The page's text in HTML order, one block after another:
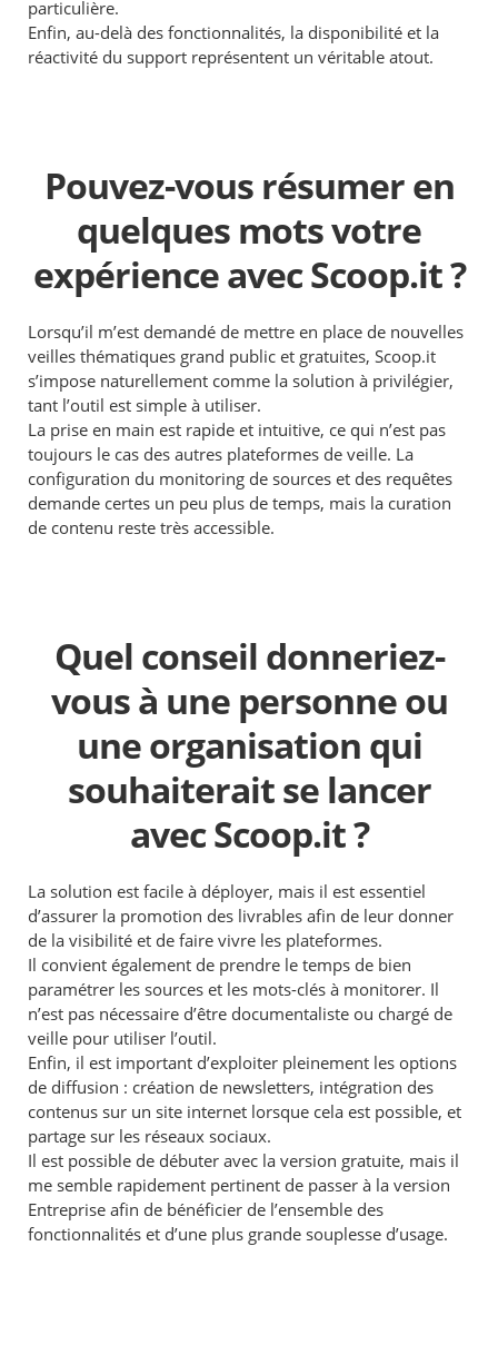
particulière.
Enfin, au-delà des fonctionnalités, la disponibilité et la
réactivité du support représentent un véritable atout.
Pouvez-vous résumer en
quelques mots votre
expérience avec Scoop.it ?
Lorsqu’il m’est demandé de mettre en place de nouvelles
veilles thématiques grand public et gratuites, Scoop.it
s’impose naturellement comme la solution à privilégier,
tant l’outil est simple à utiliser.
La prise en main est rapide et intuitive, ce qui n’est pas
toujours le cas des autres plateformes de veille. La
configuration du monitoring de sources et des requêtes
demande certes un peu plus de temps, mais la curation
de contenu reste très accessible.
Quel conseil donneriez-
vous à une personne ou
une organisation qui
souhaiterait se lancer
avec Scoop.it ?
La solution est facile à déployer, mais il est essentiel
d’assurer la promotion des livrables afin de leur donner
de la visibilité et de faire vivre les plateformes.
Il convient également de prendre le temps de bien
paramétrer les sources et les mots-clés à monitorer. Il
n’est pas nécessaire d’être documentaliste ou chargé de
veille pour utiliser l’outil.
Enfin, il est important d’exploiter pleinement les options
de diffusion : création de newsletters, intégration des
contenus sur un site internet lorsque cela est possible, et
partage sur les réseaux sociaux.
Il est possible de débuter avec la version gratuite, mais il
me semble rapidement pertinent de passer à la version
Entreprise afin de bénéficier de l’ensemble des
fonctionnalités et d’une plus grande souplesse d’usage.